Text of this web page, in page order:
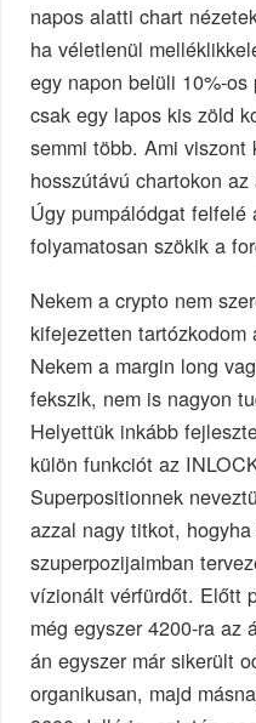
napos alatti chart
ha véletlenül
egy napon belüli 10%-
csak egy lapos kis zöld
semmi több. Ami viszont
hosszútávú chartokon
Úgy pumpálódgat felfelé
folyamatosan szökik a
Nekem a crypto nem
kifejezetten
Nekem a margin long
fekszik, nem is nagyon
Helyettük inkább
külön funkciót az
Superpositionnek
azzal nagy titkot,
szuperpozijaimban
vízionált vérfürdőt. Előtt
még egyszer 4200-ra az
án egyszer már sikerült
organikusan, majd